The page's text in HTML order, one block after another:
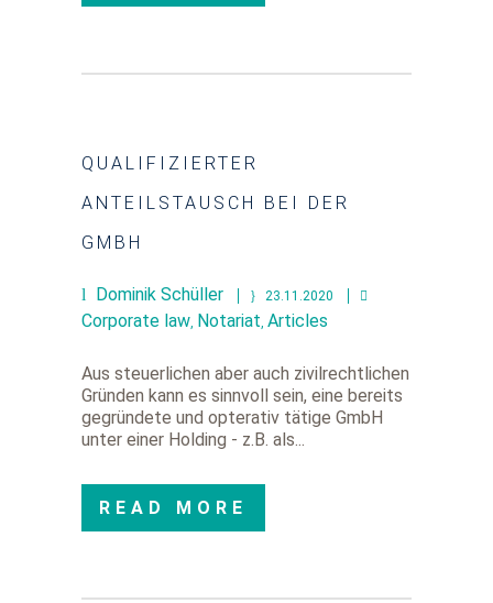
QUALIFIZIERTER
ANTEILSTAUSCH BEI DER
GMBH
Dominik Schüller 23.11.2020
Corporate law, Notariat, Articles
Aus steuerlichen aber auch zivilrechtlichen
Gründen kann es sinnvoll sein, eine bereits
gegründete und opterativ tätige GmbH
unter einer Holding - z.B. als...
READ MORE